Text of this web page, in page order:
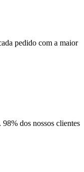
pedido com a maior
dos nossos clientes